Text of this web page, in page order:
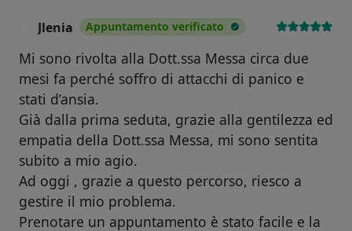
Jlenia Appuntamento verificato
Mi sono rivolta alla Dott.ssa Messa circa due
mesi fa perché soffro di attacchi di panico e
stati d’ansia.
Già dalla prima seduta, grazie alla gentilezza ed
empatia della Dott.ssa Messa, mi sono sentita
subito a mio agio.
Ad oggi , grazie a questo percorso, riesco a
gestire il mio problema.
Prenotare un appuntamento è stato facile e la